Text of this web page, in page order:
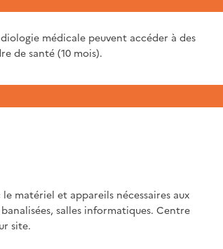
médicale peuvent accéder à des
de santé (10 mois).
matériel et appareils nécessaires aux
salles informatiques. Centre
site.